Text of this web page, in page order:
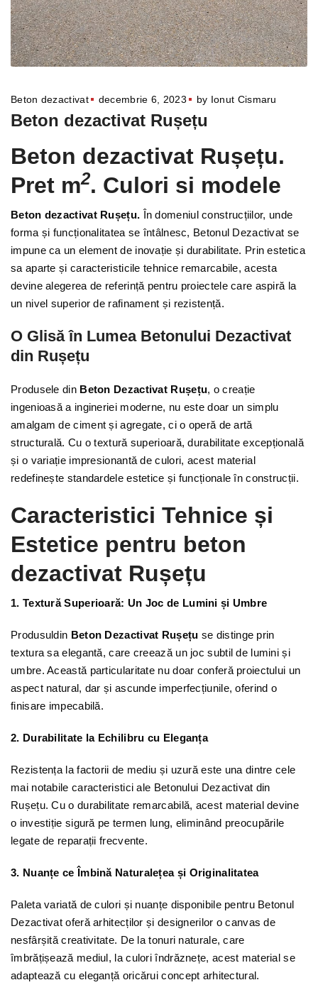
Beton dezactivat decembrie 6, 2023 by Ionut Cismaru
Beton dezactivat Rușețu
Beton dezactivat Rușețu.
Pret m2. Culori si modele
Beton dezactivat Rușețu. În domeniul construcțiilor, unde
forma și funcționalitatea se întâlnesc, Betonul Dezactivat se
impune ca un element de inovație și durabilitate. Prin estetica
sa aparte și caracteristicile tehnice remarcabile, acesta
devine alegerea de referință pentru proiectele care aspiră la
un nivel superior de rafinament și rezistență.
O Glisă în Lumea Betonului Dezactivat
din Rușețu
Produsele din Beton Dezactivat Rușețu, o creație
ingenioasă a ingineriei moderne, nu este doar un simplu
amalgam de ciment și agregate, ci o operă de artă
structurală. Cu o textură superioară, durabilitate excepțională
și o variație impresionantă de culori, acest material
redefinește standardele estetice și funcționale în construcții.
Caracteristici Tehnice și
Estetice pentru beton
dezactivat Rușețu
1. Textură Superioară: Un Joc de Lumini și Umbre
Produsuldin Beton Dezactivat Rușețu se distinge prin
textura sa elegantă, care creează un joc subtil de lumini și
umbre. Această particularitate nu doar conferă proiectului un
aspect natural, dar și ascunde imperfecțiunile, oferind o
finisare impecabilă.
2. Durabilitate la Echilibru cu Eleganța
Rezistența la factorii de mediu și uzură este una dintre cele
mai notabile caracteristici ale Betonului Dezactivat din
Rușețu. Cu o durabilitate remarcabilă, acest material devine
o investiție sigură pe termen lung, eliminând preocupările
legate de reparații frecvente.
3. Nuanțe ce Îmbină Naturalețea și Originalitatea
Paleta variată de culori și nuanțe disponibile pentru Betonul
Dezactivat oferă arhitecților și designerilor o canvas de
nesfârșită creativitate. De la tonuri naturale, care
îmbrățișează mediul, la culori îndrăznețe, acest material se
adaptează cu eleganță oricărui concept arhitectural.